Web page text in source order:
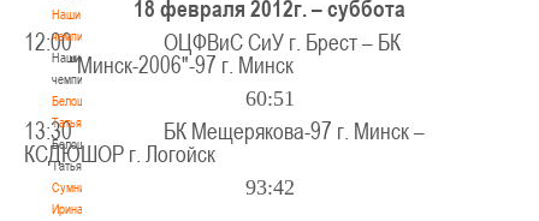
Наши
чемпионы
Наши
чемпионы
Белошапко
Татьяна
Белошапко
Татьяна
Сумникова
Ирина
18 февраля 2012г. – суббота
12:00 ОЦФВиС СиУ г. Брест – БК
"Минск-2006"-97 г. Минск
60:51
13:30 БК Мещерякова-97 г. Минск –
КСДЮШОР г. Логойск
93:42